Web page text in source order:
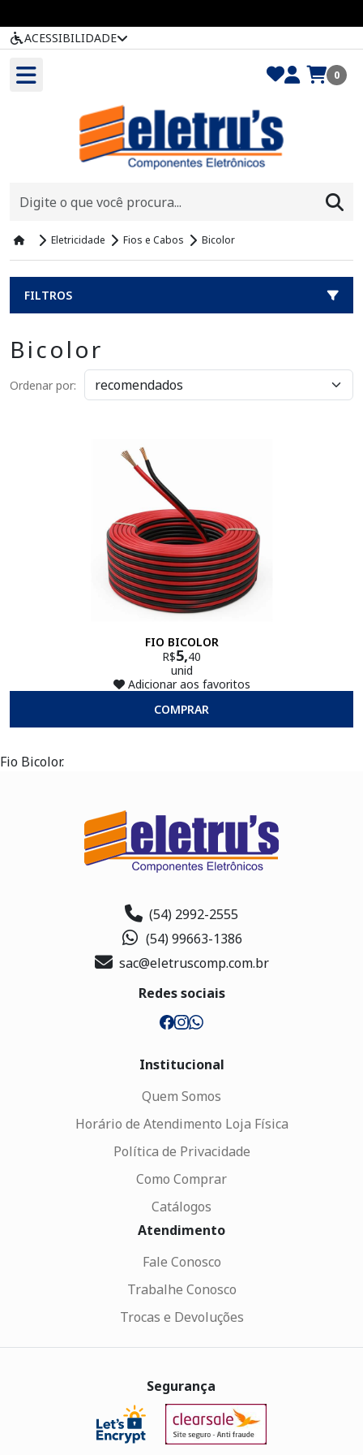
ACESSIBILIDADE
0
Eletricidade Fios e Cabos Bicolor
FILTROS
Bicolor
Ordenar por:
FIO BICOLOR
R$5,40
unid
Adicionar aos favoritos
COMPRAR
Fio Bicolor.
(54) 2992-2555
(54) 99663-1386
sac@eletruscomp.com.br
Redes sociais
Institucional
Quem Somos
Horário de Atendimento Loja Física
Política de Privacidade
Como Comprar
Catálogos
Atendimento
Fale Conosco
Trabalhe Conosco
Trocas e Devoluções
Segurança